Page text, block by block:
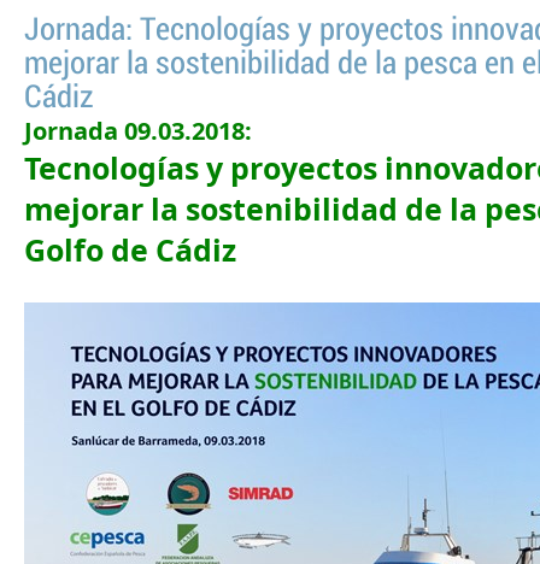
Jornada: Tecnologías y proyectos
mejorar la sostenibilidad de la pesca en
Cádiz
Jornada 09.03.2018:
Tecnologías y proyectos
mejorar la sostenibilidad de la
Golfo de Cádiz